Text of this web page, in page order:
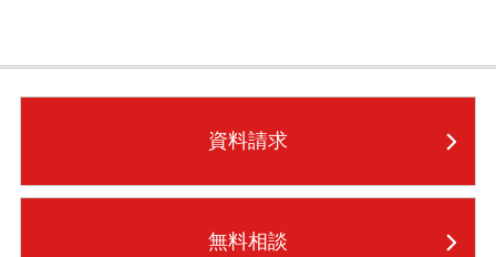
資料請求
無料相談